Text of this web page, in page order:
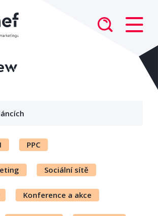
PPC
Sociální sítě
Konference a akce